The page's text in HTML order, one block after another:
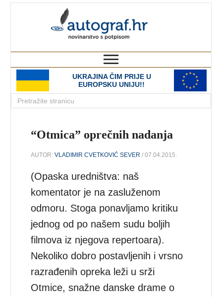
UKRAJINA ČIM PRIJE U
EUROPSKU UNIJU!!
“Otmica” oprečnih nadanja
AUTOR:VLADIMIR CVETKOVIĆ SEVER / 07.04.2015.
(Opaska uredništva: naš
komentator je na zasluženom
odmoru. Stoga ponavljamo kritiku
jednog od po našem sudu boljih
filmova iz njegova repertoara).
Nekoliko dobro postavljenih i vrsno
razrađenih opreka leži u srži
Otmice, snažne danske drame o